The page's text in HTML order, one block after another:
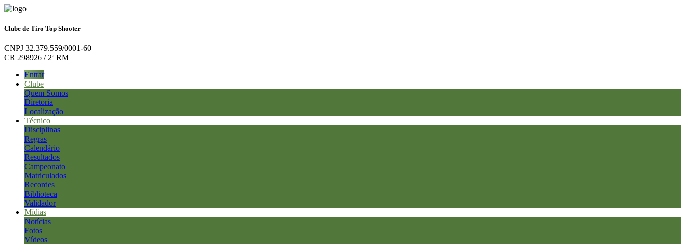
Clube de Tiro Top Shooter
CNPJ 32.379.559/0001-60
CR 298926 / 2ª RM
Entrar
Clube
Quem Somos
Diretoria
Localização
Técnico
Disciplinas
Regras
Calendário
Resultados
Campeonato
Matriculados
Recordes
Biblioteca
Validador
Mídias
Notícias
Fotos
Vídeos